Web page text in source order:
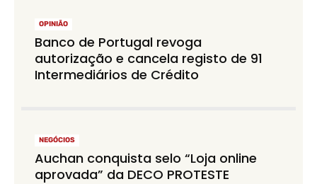
OPINIÃO
Banco de Portugal revoga
autorização e cancela registo de 91
Intermediários de Crédito
NEGÓCIOS
Auchan conquista selo “Loja online
aprovada” da DECO PROTESTE